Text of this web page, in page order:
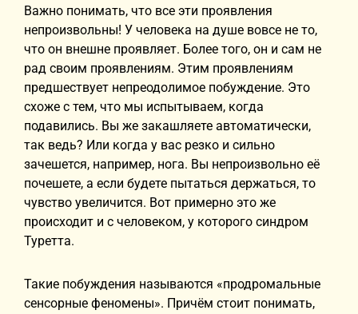
Важно понимать, что все эти проявления
непроизвольны! У человека на душе вовсе не то,
что он внешне проявляет. Более того, он и сам не
рад своим проявлениям. Этим проявлениям
предшествует непреодолимое побуждение. Это
схоже с тем, что мы испытываем, когда
подавились. Вы же закашляете автоматически,
так ведь? Или когда у вас резко и сильно
зачешется, например, нога. Вы непроизвольно её
почешете, а если будете пытаться держаться, то
чувство увеличится. Вот примерно это же
происходит и с человеком, у которого синдром
Туретта.
Такие побуждения называются «продромальные
сенсорные феномены». Причём стоит понимать,